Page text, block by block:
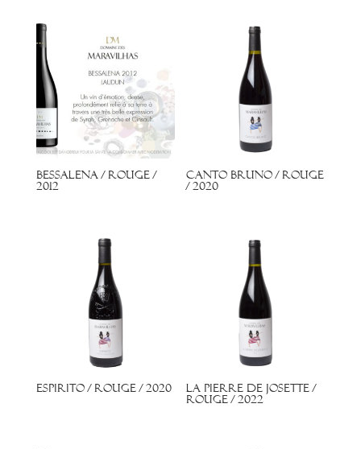
Bessalena / Rouge /
2012
Canto Bruno / Rouge
/ 2020
Espirito / Rouge / 2020 La Pierre de Josette /
Rouge / 2022